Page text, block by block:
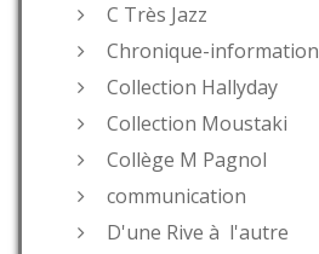
C Très Jazz
Chronique-information
Collection Hallyday
Collection Moustaki
Collège M Pagnol
communication
D'une Rive à l'autre